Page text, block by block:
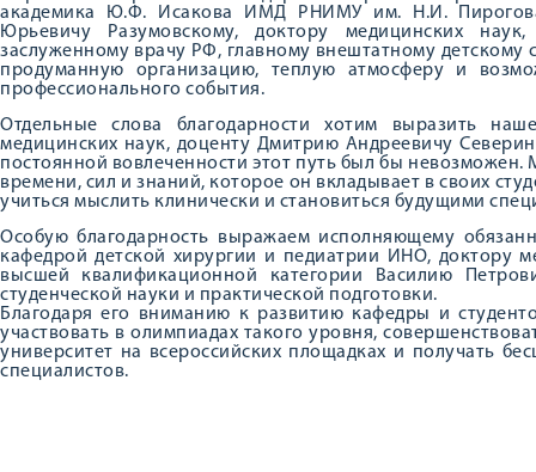
академика Ю.Ф. Исакова ИМД РНИМУ им. Н.И.
Юрьевичу Разумовскому, доктору медицинских
заслуженному врачу РФ, главному внештатному детскому
продуманную организацию, теплую атмосферу и
профессионального события.
Отдельные слова благодарности хотим выразить
медицинских наук, доценту Дмитрию Андреевичу
постоянной вовлеченности этот путь был бы
времени, сил и знаний, которое он вкладывает в своих
учиться мыслить клинически и становиться будущими
Особую благодарность выражаем исполняющему
кафедрой детской хирургии и педиатрии ИНО, доктору
высшей квалификационной категории Василию
студенческой науки и практической подготовки.
Благодаря его вниманию к развитию кафедры и
участвовать в олимпиадах такого уровня,
университет на всероссийских площадках и получать
специалистов.